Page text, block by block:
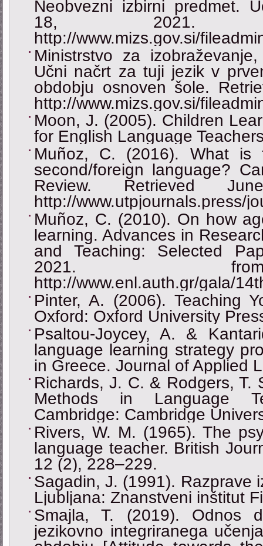
Neobvezni izbirni predmet.
18, 2021.
http://www.mizs.gov.si/
Ministrstvo za
Učni načrt za tuji jezik v
obdobju osnoven šole.
http://www.mizs.gov.si/
Moon, J. (2005). Children
for English Language
Muñoz, C. (2016). What
second/foreign language?
Review. Retrieved
http://www.utpjournals.press/
Muñoz, C. (2010). On how
learning. Advances in
and Teaching: Selected
2021.
http://www.enl.auth.gr/gala/
Pinter, A. (2006). Teaching
Oxford: Oxford University
Psaltou-Joycey, A. &
language learning strategy
in Greece. Journal of Applied
Richards, J. C. & Rodgers, T.
Methods in Language
Cambridge: Cambridge
Rivers, W. M. (1965). The
language teacher. British
12 (2), 228–229.
Sagadin, J. (1991). Razprave
Ljubljana: Znanstveni inštitut
Smajla, T. (2019). Odnos
jezikovno integriranega